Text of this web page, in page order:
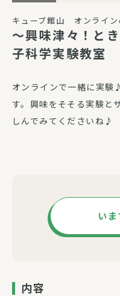
キューブ館山 オンライ
～興味津々！と
子科学実験教室
オンラインで一緒に実験
す。興味をそそる実験と
しんでみてくださいね♪
い
内容